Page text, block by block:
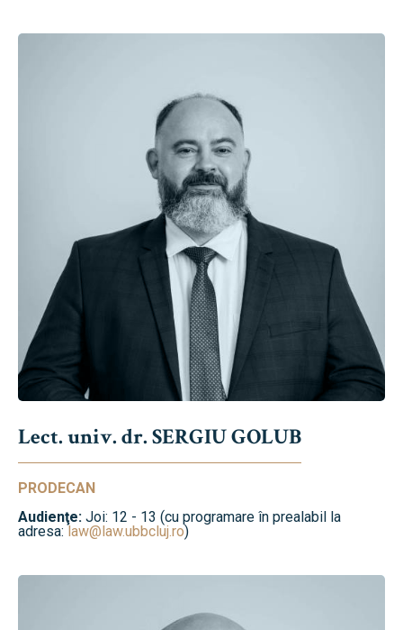
Lect. univ. dr. SERGIU GOLUB
PRODECAN
Audienţe: Joi: 12 - 13 (cu programare în prealabil la
adresa:law@law.ubbcluj.ro)